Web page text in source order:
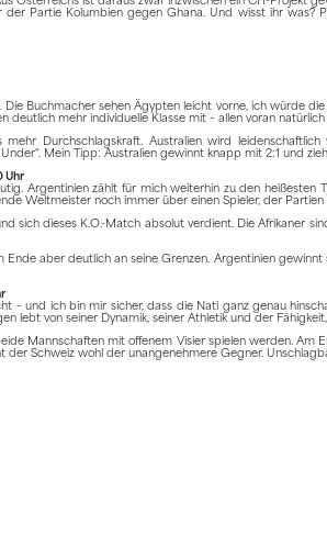
Partie Kolumbien gegen Ghana. Und wisst ihr was?
Buchmacher sehen Ägypten leicht vorne, ich würde
mehr individuelle Klasse mit – allen voran
mehr Durchschlagskraft. Australien wird
Mein Tipp: Australien gewinnt knapp mit 2:1 und
Uhr
Argentinien zählt für mich weiterhin zu den
Weltmeister noch immer über einen Spieler, der
sich dieses K.O.-Match absolut verdient. Die Afrikaner
aber deutlich an seine Grenzen. Argentinien
– und ich bin mir sicher, dass die Nati ganz genau
lebt von seiner Dynamik, seiner Athletik und der
Mannschaften mit offenem Visier spielen werden. Am
der Schweiz wohl der unangenehmere Gegner.